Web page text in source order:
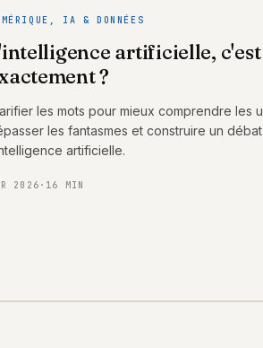
IA & DONNÉES
artificielle,
?
les mots pour mieux comprendre les
les fantasmes et construire un
artificielle.
2026 · 16 MIN